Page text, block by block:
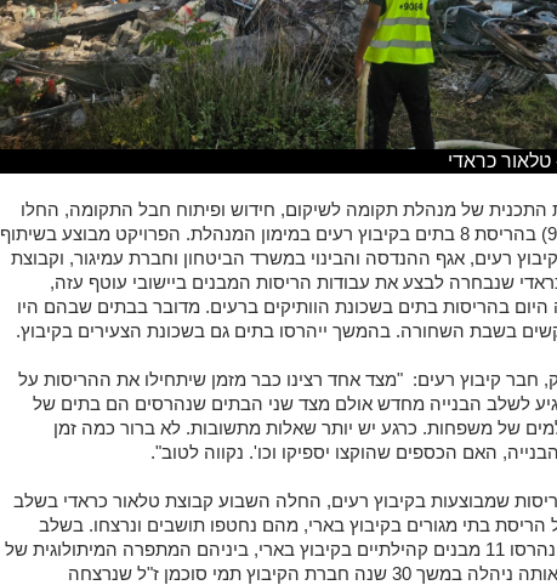
טלאור כראדי
התכנית של מנהלת תקומה לשיקום, חידוש ופיתוח חבל התקומה, החלו
היום (9.7) בהריסת 8 בתים בקיבוץ רעים במימון המנהלת. הפרויקט מבוצע בשיתוף
רעים, אגף ההנדסה והבינוי במשרד הביטחון וחברת עמיגור, וקבוצת
שנבחרה לבצע את עבודות הריסות המבנים ביישובי עוטף עזה,
בהריסות בתים בשכונת הוותיקים ברעים. מדובר בבתים שבהם היו
בשבת השחורה. בהמשך ייהרסו בתים גם בשכונת הצעירים בקיבוץ.
חבר קיבוץ רעים: "מצד אחד רצינו כבר מזמן שיתחילו את ההריסות על
לשלב הבנייה מחדש אולם מצד שני הבתים שנהרסים הם בתים של
של משפחות. כרגע יש יותר שאלות מתשובות. לא ברור כמה זמן
האם הכספים שהוקצו יספיקו וכו'. נקווה לטוב".
שמבוצעות בקיבוץ רעים, החלה השבוע קבוצת טלאור כראדי בשלב
הריסת בתי מגורים בקיבוץ בארי, מהם נחטפו תושבים ונרצחו. בשלב
הראשון נהרסו 11 מבנים קהילתיים בקיבוץ בארי, ביניהם המתפרה המיתולוגית של
הקיבוץ אותה ניהלה במשך 30 שנה חברת הקיבוץ תמי סוכמן ז"ל שנרצחה